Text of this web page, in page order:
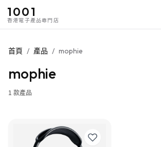
1001
香港電子產品專門店
首頁 / 產品 / mophie
mophie
1 款產品